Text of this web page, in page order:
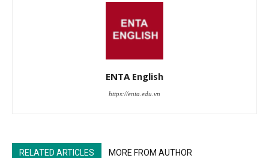
ENTA English
https://enta.edu.vn
RELATED ARTICLES MORE FROM AUTHOR